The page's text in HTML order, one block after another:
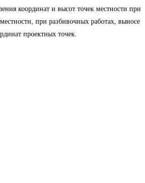
координат и высот точек местности при
при разбивочных работах, выносе
проектных точек.